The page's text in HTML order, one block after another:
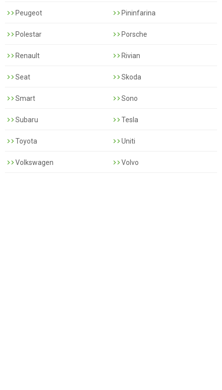
Peugeot Pininfarina
Polestar Porsche
Renault Rivian
Seat Skoda
Smart Sono
Subaru Tesla
Toyota Uniti
Volkswagen Volvo